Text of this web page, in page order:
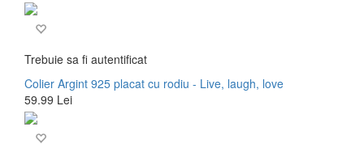
Trebuie sa fi autentificat
Colier Argint 925 placat cu rodiu - Live, laugh, love
59.99 Lei